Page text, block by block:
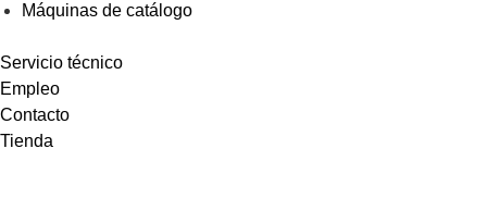
Máquinas de catálogo
Servicio técnico
Empleo
Contacto
Tienda